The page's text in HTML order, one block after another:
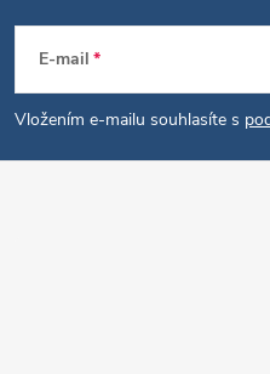
Z
á
p
E-mail
Vložením e-mailu souhlasíte s